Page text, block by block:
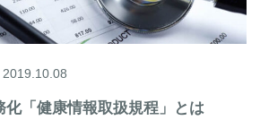
2019.10.08
化「健康情報取扱規程」とは